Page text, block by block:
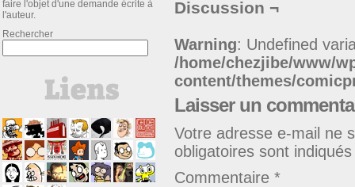
faire l'objet d'une demande écrite à
l'auteur.
Rechercher
Discussion ¬
Warning: Undefined
/home/chezjibe/www/
content/themes/
Laisser un
Votre adresse e-mail ne
obligatoires sont
Commentaire *